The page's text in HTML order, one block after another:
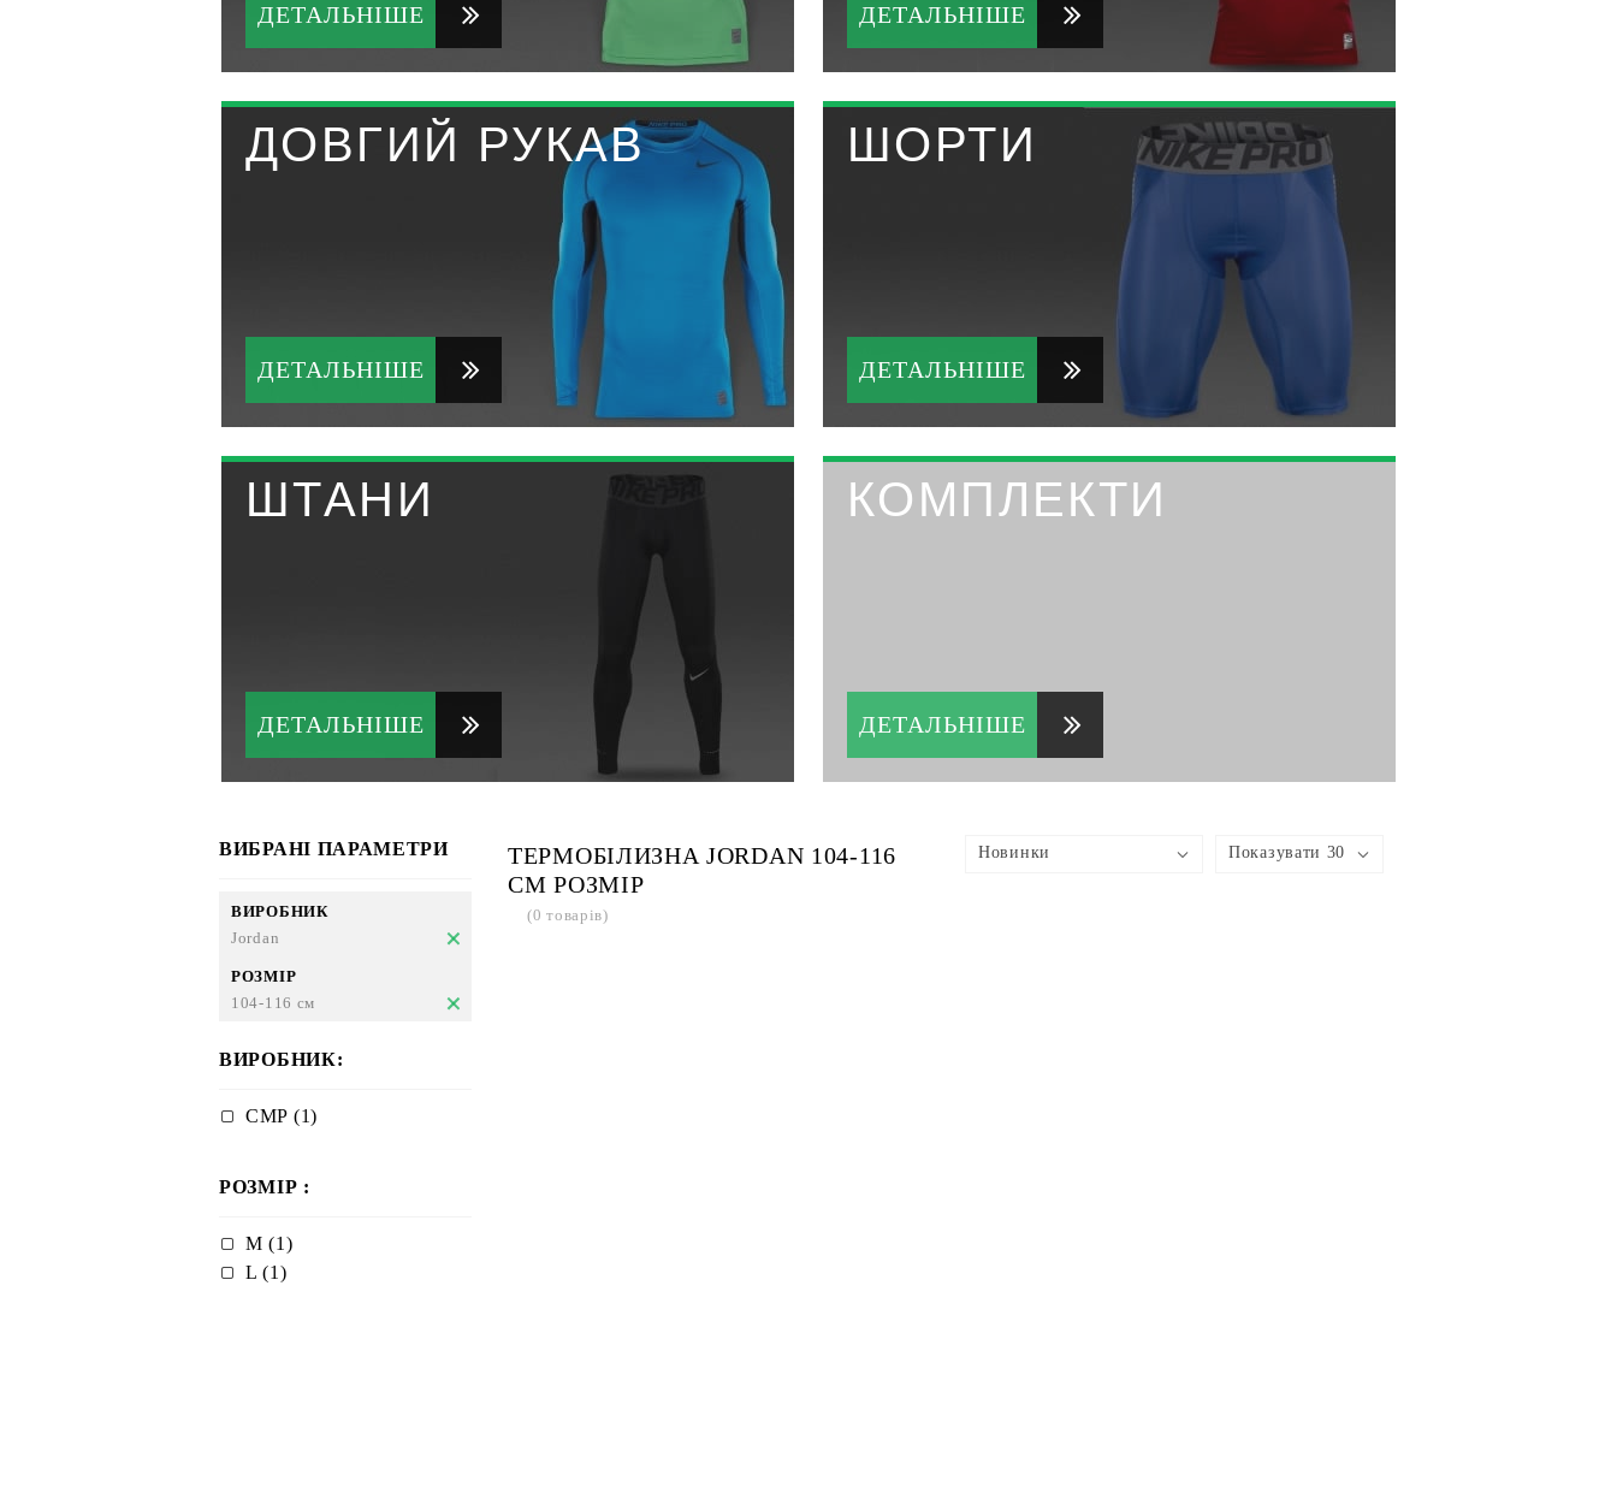
ДЕТАЛЬНІШЕ ДЕТАЛЬНІШЕ
ДОВГИЙ РУКАВ
ДЕТАЛЬНІШЕ
ШОРТИ
ДЕТАЛЬНІШЕ
ШТАНИ
ДЕТАЛЬНІШЕ
КОМПЛЕКТИ
ДЕТАЛЬНІШЕ
ВИБРАНІ ПАРАМЕТРИ
ВИРОБНИК
Jordan
РОЗМІР
104-116 см
ВИРОБНИК:
CMP (1)
РОЗМІР :
M (1)
L (1)
ТЕРМОБІЛИЗНА JORDAN 104-116
СМ РОЗМІР
(0 товарів)
Новинки Показувати 30